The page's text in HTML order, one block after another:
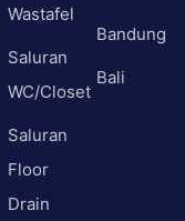
Wastafel
Saluran
WC/Closet
Saluran
Floor
Drain
Bandung
Bali